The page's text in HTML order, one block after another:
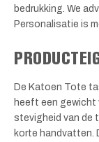
bedrukking. We
Personalisatie is
De Katoen Tote
heeft een gewicht
stevigheid van de
korte handvatten.